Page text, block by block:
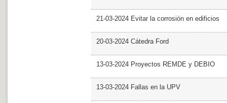
21-03-2024 Evitar la corrosión en edificios
20-03-2024 Cátedra Ford
13-03-2024 Proyectos REMDE y DEBIO
13-03-2024 Fallas en la UPV